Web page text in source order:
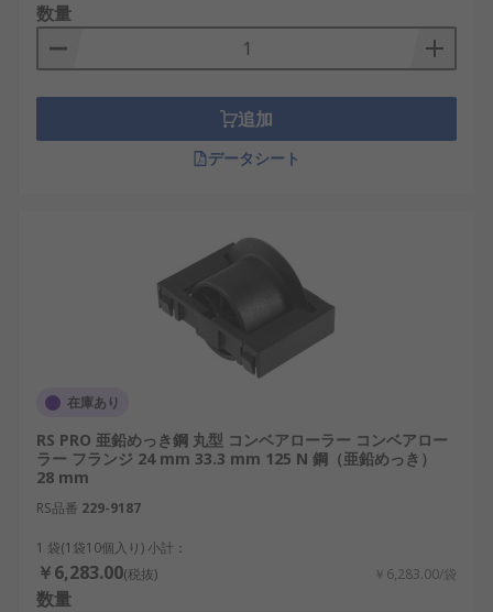
数量
追加
データシート
在庫あり
RS PRO 亜鉛めっき鋼 丸型 コンベアローラー コンベアロー
ラー フランジ 24 mm 33.3 mm 125 N 鋼（亜鉛めっき）
28 mm
RS品番 229-9187
1 袋(1袋10個入り) 小計：
￥6,283.00(税抜) ￥6,283.00/袋
数量